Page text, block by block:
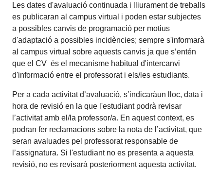
Les dates d'avaluació continuada i lliurament de treballs
es publicaran al campus virtual i poden estar subjectes
a possibles canvis de programació per motius
d'adaptació a possibles incidències; sempre s'informarà
al campus virtual sobre aquests canvis ja que s’entén
que el CV és el mecanisme habitual d'intercanvi
d'informació entre el professorat i els/les estudiants.
Per a cada activitat d’avaluació, s’indicaràun lloc, data i
hora de revisió en la que l'estudiant podrà revisar
l’activitat amb el/la professor/a. En aquest context, es
podran fer reclamacions sobre la nota de l’activitat, que
seran avaluades pel professorat responsable de
l’assignatura. Si l'estudiant no es presenta a aquesta
revisió, no es revisarà posteriorment aquesta activitat.